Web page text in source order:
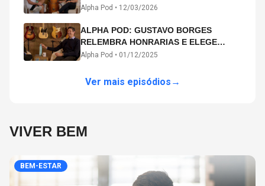
CAMINHOS ARTÍSTICOS NO ALPHA
Alpha Pod • 12/03/2026
ALPHA POD: GUSTAVO BORGES
RELEMBRA HONRARIAS E ELEGE
MICHAEL PHELPS O MAIOR ATLETA DA
Alpha Pod • 01/12/2025
Ver mais episódios →
VIVER BEM
BEM-ESTAR